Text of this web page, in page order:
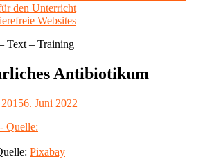
den Unterricht
Websites
Antibiotikum
6. Juni 2022
Pixabay